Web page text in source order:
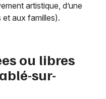
artistique, d’une
aux familles).
ou libres
sur-